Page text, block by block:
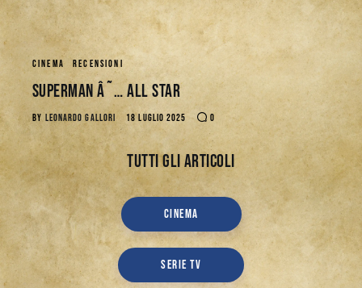
CINEMA RECENSIONI
SUPERMAN â˜… ALL STAR
BY LEONARDO GALLORI 18 LUGLIO 2025 0
Tutti gli articoli
CINEMA
SERIE TV